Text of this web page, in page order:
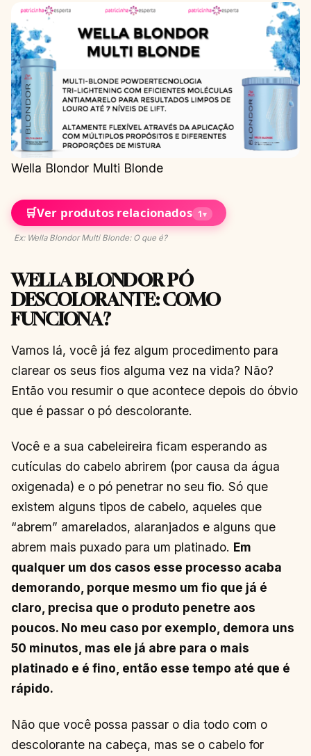
Wella Blondor Multi Blonde
🛒Ver produtos relacionados 1▾
Ex: Wella Blondor Multi Blonde: O que é?
WELLA BLONDOR PÓ
DESCOLORANTE: COMO
FUNCIONA?
Vamos lá, você já fez algum procedimento para
clarear os seus fios alguma vez na vida? Não?
Então vou resumir o que acontece depois do óbvio
que é passar o pó descolorante.
Você e a sua cabeleireira ficam esperando as
cutículas do cabelo abrirem (por causa da água
oxigenada) e o pó penetrar no seu fio. Só que
existem alguns tipos de cabelo, aqueles que
“abrem” amarelados, alaranjados e alguns que
abrem mais puxado para um platinado. Em
qualquer um dos casos esse processo acaba
demorando, porque mesmo um fio que já é
claro, precisa que o produto penetre aos
poucos. No meu caso por exemplo, demora uns
50 minutos, mas ele já abre para o mais
platinado e é fino, então esse tempo até que é
rápido.
Não que você possa passar o dia todo com o
descolorante na cabeça, mas se o cabelo for